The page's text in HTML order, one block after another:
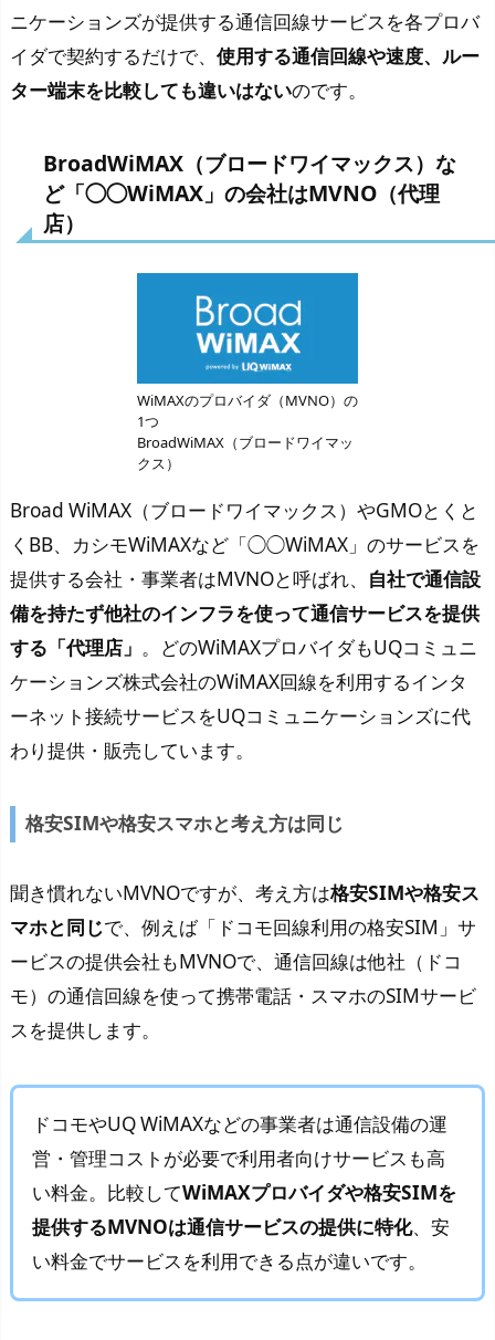
ニケーションズが提供する通信回線サービスを各プロバ
イダで契約するだけで、 使用する通信回線や速度、ルー
ター端末を比較しても違いはないのです。
BroadWiMAX（ブロードワイマックス）な
ど「◯◯WiMAX」の会社はMVNO（代理
店）
WiMAXのプロバイダ（MVNO）の
1つ
BroadWiMAX（ブロードワイマッ
クス）
Broad WiMAX（ブロードワイマックス）やGMOとくと
くBB、カシモWiMAXなど「◯◯WiMAX」のサービスを
提供する会社・事業者はMVNOと呼ばれ、 自社で通信設
備を持たず他社のインフラを使って通信サービスを提供
する「代理店」 。どのWiMAXプロバイダもUQコミュニ
ケーションズ株式会社のWiMAX回線を利用するインタ
ーネット接続サービスをUQコミュニケーションズに代
わり提供・販売しています。
格安SIMや格安スマホと考え方は同じ
聞き慣れないMVNOですが、考え方は格安SIMや格安ス
マホと同じで、例えば「ドコモ回線利用の格安SIM」サ
ービスの提供会社もMVNOで、通信回線は他社（ドコ
モ）の通信回線を使って携帯電話・スマホのSIMサービ
スを提供します。
ドコモやUQ WiMAXなどの事業者は通信設備の運
営・管理コストが必要で利用者向けサービスも高
い料金。比較してWiMAXプロバイダや格安SIMを
提供するMVNOは通信サービスの提供に特化、安
い料金でサービスを利用できる点が違いです。